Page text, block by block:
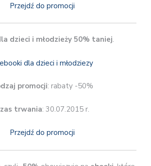
Przejdź do promocji
dzieci i młodzieży 50% taniej.
promocji: rabaty -50%
trwania: 30.07.2015 r.
Przejdź do promocji